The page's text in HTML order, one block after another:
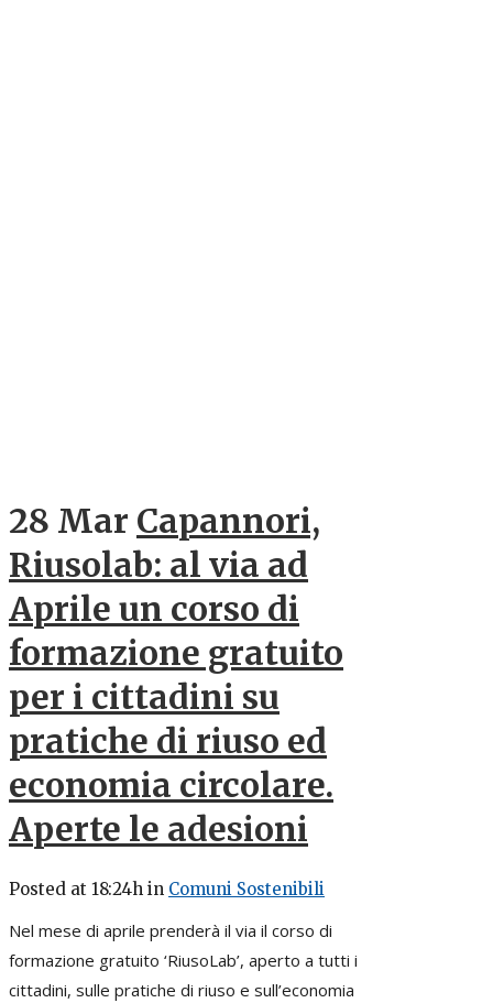
28 Mar Capannori,
Riusolab: al via ad
Aprile un corso di
formazione gratuito
per i cittadini su
pratiche di riuso ed
economia circolare.
Aperte le adesioni
Posted at 18:24h in Comuni Sostenibili
Nel mese di aprile prenderà il via il corso di
formazione gratuito ‘RiusoLab’, aperto a tutti i
cittadini, sulle pratiche di riuso e sull’economia